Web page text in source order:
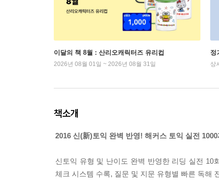
이달의 책 8월 : 산리오캐릭터즈 유리컵
2026년 08월 01일 ~ 2026년 08월 31일
정
상
책소개
2016 신(新)토익 완벽 반영! 해커스 토익 실전
신토익 유형 및 난이도 완벽 반영한 리딩 실전
체크 시스템 수록, 질문 및 지문 유형별 빠른 독해